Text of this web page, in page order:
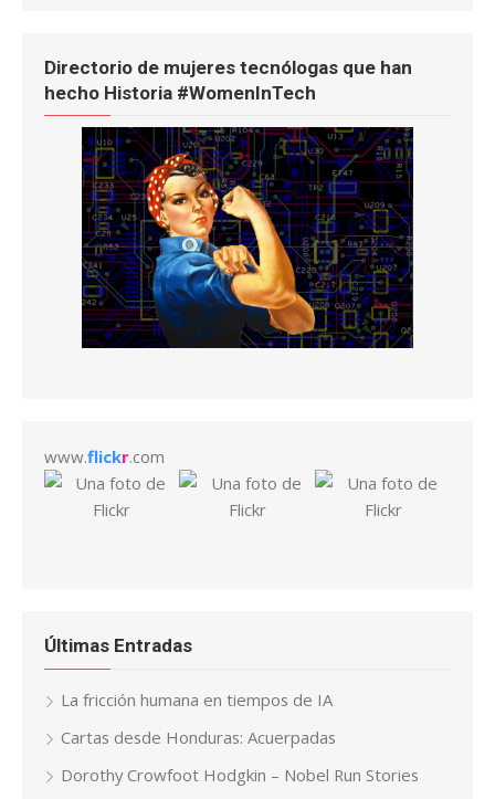
Directorio de mujeres tecnólogas que han
hecho Historia #WomenInTech
www.flickr.com
Últimas Entradas
La fricción humana en tiempos de IA
Cartas desde Honduras: Acuerpadas
Dorothy Crowfoot Hodgkin – Nobel Run Stories